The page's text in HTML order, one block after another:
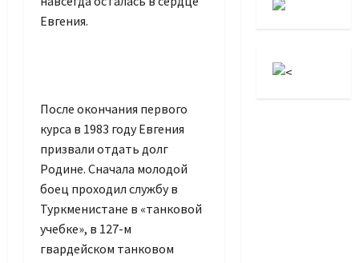
Евгения.
После окончания первого
курса в 1983 году Евгения
призвали отдать долг
Родине. Сначала молодой
боец проходил службу в
Туркменистане в «танковой
учебке», в 127-м
гвардейском танковом